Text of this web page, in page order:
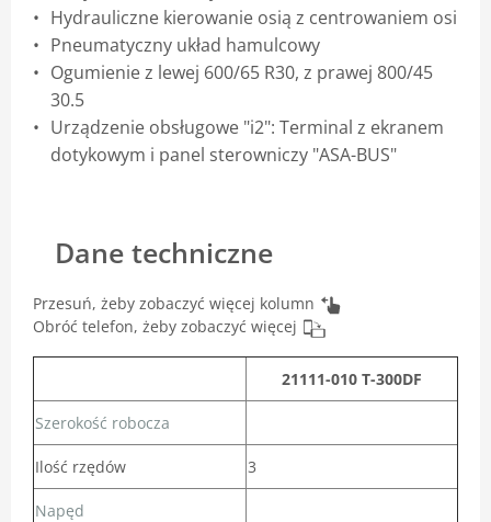
Hydrauliczne kierowanie osią z centrowaniem osi
Pneumatyczny układ hamulcowy
Ogumienie z lewej 600/65 R30, z prawej 800/45
30.5
Urządzenie obsługowe "i2": Terminal z ekranem
dotykowym i panel sterowniczy "ASA-BUS"
Dane techniczne
Przesuń, żeby zobaczyć więcej kolumn
Obróć telefon, żeby zobaczyć więcej
21111-010 T-300DF
Szerokość robocza
Ilość rzędów 3
Napęd